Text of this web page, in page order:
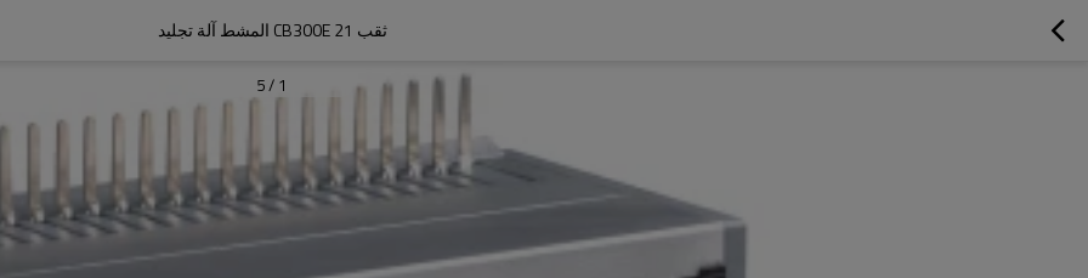
ثقب CB300E 21 المشط آلة تجليد
1
/
5